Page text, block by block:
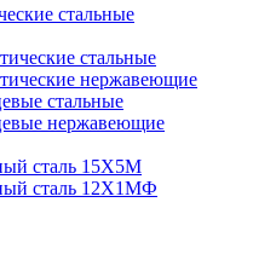
стальные
стальные
нержавеющие
стальные
нержавеющие
сталь 15Х5М
сталь 12Х1МФ